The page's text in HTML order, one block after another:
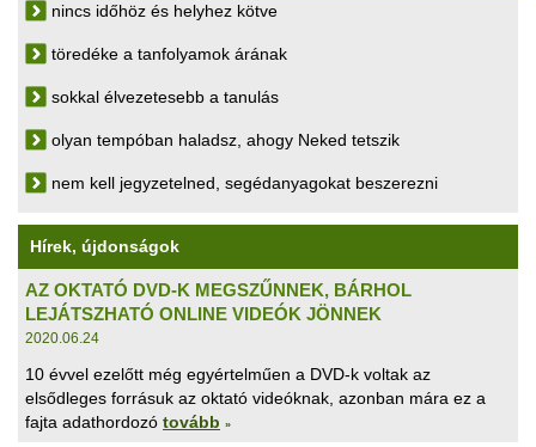
nincs időhöz és helyhez kötve
töredéke a tanfolyamok árának
sokkal élvezetesebb a tanulás
olyan tempóban haladsz, ahogy Neked tetszik
nem kell jegyzetelned, segédanyagokat beszerezni
Hírek, újdonságok
AZ OKTATÓ DVD-K MEGSZŰNNEK, BÁRHOL
LEJÁTSZHATÓ ONLINE VIDEÓK JÖNNEK
2020.06.24
10 évvel ezelőtt még egyértelműen a DVD-k voltak az
elsődleges forrásuk az oktató videóknak, azonban mára ez a
fajta adathordozó tovább »